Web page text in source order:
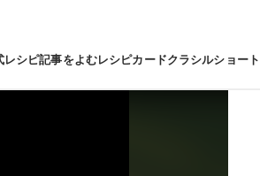
レシピ記事をよむレシピカードクラシルショート